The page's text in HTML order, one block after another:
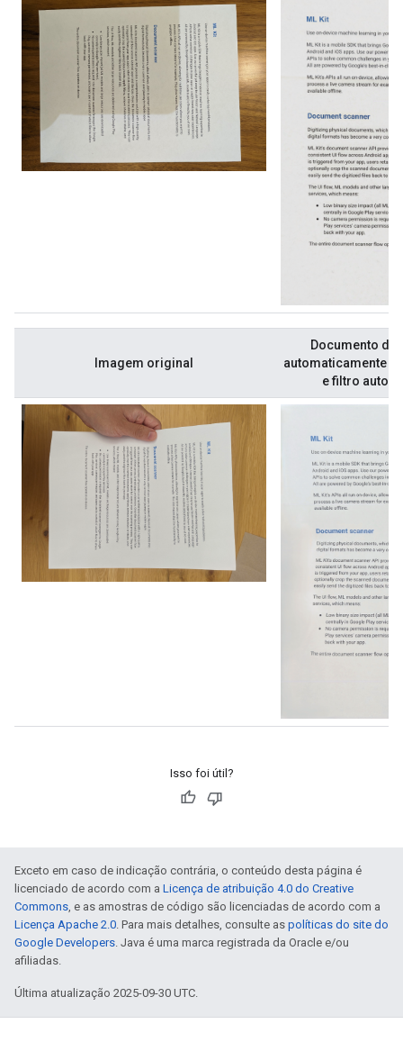
Imagem original
Documento
automaticamente
e filtro
Isso foi útil?
Exceto em caso de indicação contrária, o conteúdo desta página é
licenciado de acordo com a Licença de atribuição 4.0 do Creative
Commons, e as amostras de código são licenciadas de acordo com a
Licença Apache 2.0. Para mais detalhes, consulte as políticas do site do
Google Developers. Java é uma marca registrada da Oracle e/ou
afiliadas.
Última atualização 2025-09-30 UTC.